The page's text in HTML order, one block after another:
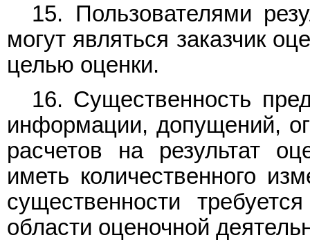
15. Пользователями
могут являться заказчик
целью оценки.
16. Существенность
информации, допущений,
расчетов на результат
иметь количественного
существенности
области оценочной